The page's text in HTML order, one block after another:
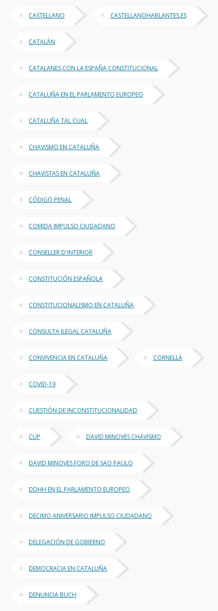
CASTELLANO CASTELLANOHABLANTES.ES
CATALÁN
CATALANES CON LA ESPAÑA CONSTITUCIONAL
CATALUÑA EN EL PARLAMENTO EUROPEO
CATALUÑA TAL CUAL
CHAVISMO EN CATALUÑA
CHAVISTAS EN CATALUÑA
CÓDIGO PENAL
COMIDA IMPULSO CIUDADANO
CONSELLER D'INTERIOR
CONSTITUCIÓN ESPAÑOLA
CONSTITUCIONALISMO EN CATALUÑA
CONSULTA ILEGAL CATALUÑA
CONVIVENCIA EN CATALUÑA CORNELLÀ
COVID-19
CUESTIÓN DE INCONSTITUCIONALIDAD
CUP DAVID MINOVES CHAVISMO
DAVID MINOVES FORO DE SAO PAULO
DDHH EN EL PARLAMENTO EUROPEO
DECIMO ANIVERSARIO IMPULSO CIUDADANO
DELEGACIÓN DE GOBIERNO
DEMOCRACIA EN CATALUÑA
DENUNCIA BUCH